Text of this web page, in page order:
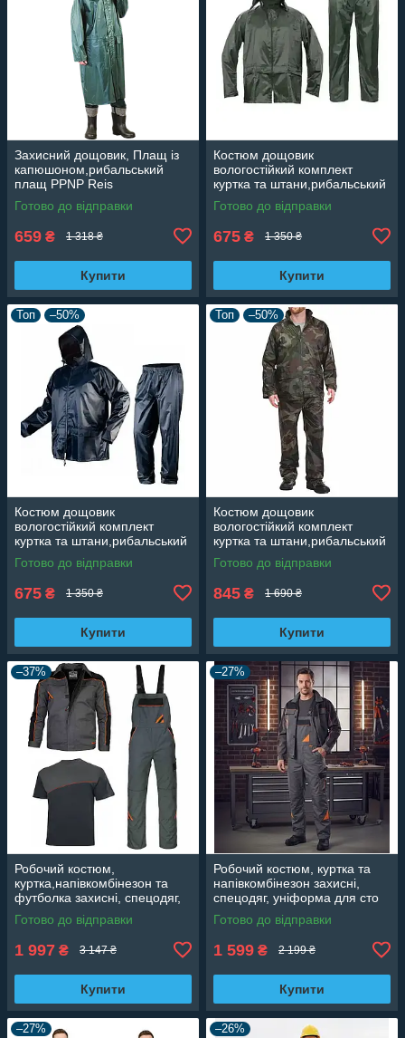
Захисний дощовик, Плащ із
капюшоном,рибальський
плащ PPNP Reis
Готово до відправки
659 ₴ 1 318 ₴
Купити
Костюм дощовик
вологостійкий комплект
куртка та штани,рибальський
комплект
Готово до відправки
675 ₴ 1 350 ₴
Купити
Топ –50%
Костюм дощовик
вологостійкий комплект
куртка та штани,рибальський
комплект
Готово до відправки
675 ₴ 1 350 ₴
Купити
Топ –50%
Костюм дощовик
вологостійкий комплект
куртка та штани,рибальський
комплект зелений
камуфляжний
Готово до відправки
845 ₴ 1 690 ₴
Купити
–37%
Робочий костюм,
куртка,напівкомбінезон та
футболка захисні, спецодяг,
уніформа для сто Польща
Professional
Готово до відправки
1 997 ₴ 3 147 ₴
Купити
–27%
Робочий костюм, куртка та
напівкомбінезон захисні,
спецодяг, уніформа для сто
Польща Professional
Готово до відправки
1 599 ₴ 2 199 ₴
Купити
–27% –26%